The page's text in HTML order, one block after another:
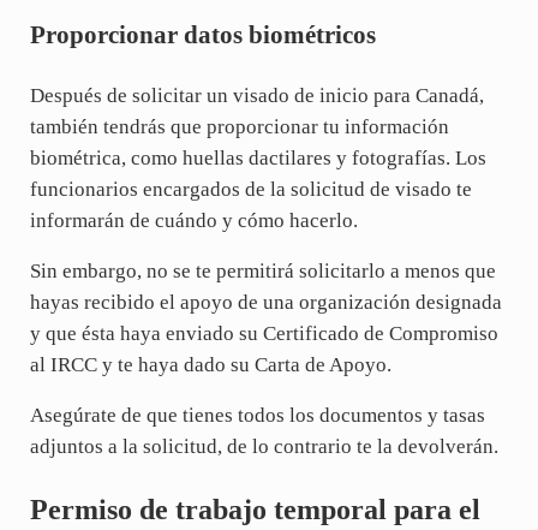
Proporcionar datos biométricos
Después de solicitar un visado de inicio para Canadá,
también tendrás que proporcionar tu información
biométrica, como huellas dactilares y fotografías. Los
funcionarios encargados de la solicitud de visado te
informarán de cuándo y cómo hacerlo.
Sin embargo, no se te permitirá solicitarlo a menos que
hayas recibido el apoyo de una organización designada
y que ésta haya enviado su Certificado de Compromiso
al IRCC y te haya dado su Carta de Apoyo.
Asegúrate de que tienes todos los documentos y tasas
adjuntos a la solicitud, de lo contrario te la devolverán.
Permiso de trabajo temporal para el